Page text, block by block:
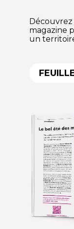
magazine
un